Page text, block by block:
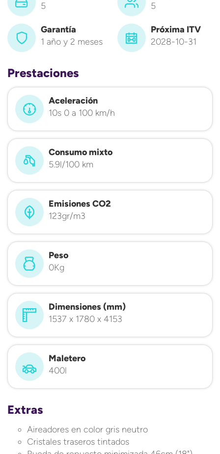
5
5
Garantía
1 año y 2 meses
Próxima ITV
2028-10-31
Prestaciones
Aceleración
10s 0 a 100 km/h
Consumo mixto
5.9l/100 km
Emisiones CO2
123gr/m3
Peso
0Kg
Dimensiones (mm)
1537 x 1780 x 4153
Maletero
400l
Extras
Aireadores en color gris neutro
Cristales traseros tintados